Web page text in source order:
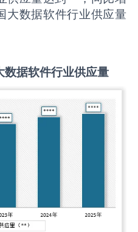
大数据软件行业供应量
数据软件行业供应量